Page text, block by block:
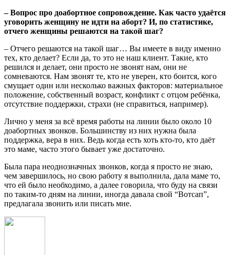
– Вопрос про доабортное сопровождение. Как часто удаётся
уговорить женщину не идти на аборт? И, по статистике,
отчего женщины решаются на такой шаг?
– Отчего решаются на такой шаг… Вы имеете в виду именно
тех, кто делает? Если да, то это не наш клиент. Такие, кто
решился и делает, они просто не звонят нам, они не
сомневаются. Нам звонят те, кто не уверен, кто боится, кого
смущает один или несколько важных факторов: материальное
положение, собственный возраст, конфликт с отцом ребёнка,
отсутствие поддержки, страхи (не справиться, например).
Лично у меня за всё время работы на линии было около 10
доабортных звонков. Большинству из них нужна была
поддержка, вера в них. Ведь когда есть хоть кто-то, кто даёт
это маме, часто этого бывает уже достаточно.
Была пара неоднозначных звонков, когда я просто не знаю,
чем завершилось, но свою работу я выполнила, дала маме то,
что ей было необходимо, а далее говорила, что буду на связи
по таким-то дням на линии, иногда давала свой “Вотсап”,
предлагала звонить или писать мне.